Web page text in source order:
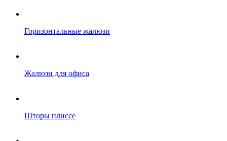
Горизонтальные жалюзи
Жалюзи для офиса
Шторы плиссе